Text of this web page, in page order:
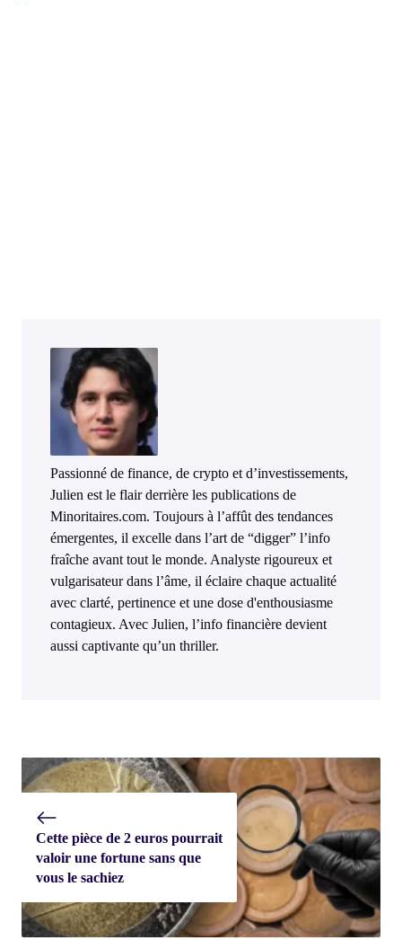
Passionné de finance, de crypto et d’investissements,
Julien est le flair derrière les publications de
Minoritaires.com. Toujours à l’affût des tendances
émergentes, il excelle dans l’art de “digger” l’info
fraîche avant tout le monde. Analyste rigoureux et
vulgarisateur dans l’âme, il éclaire chaque actualité
avec clarté, pertinence et une dose d'enthousiasme
contagieux. Avec Julien, l’info financière devient
aussi captivante qu’un thriller.
Cette pièce de 2 euros pourrait
valoir une fortune sans que
vous le sachiez